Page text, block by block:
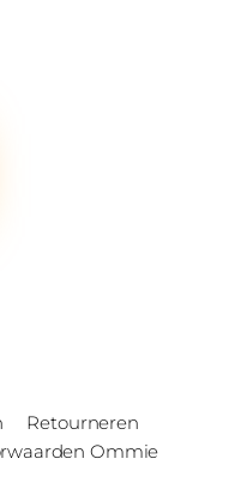
Retourneren
Ommie